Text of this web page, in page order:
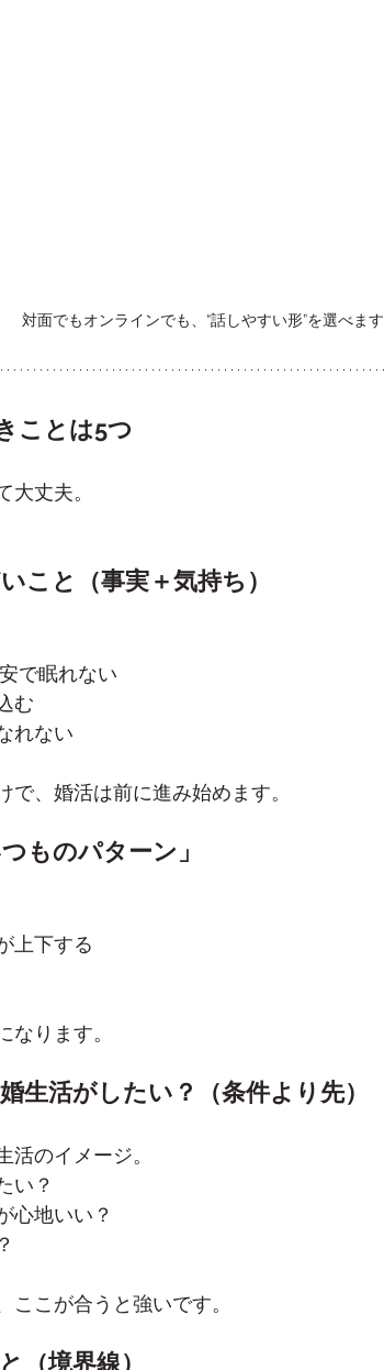
対面でもオンラインでも、“話しやすい形”を選べます
ことは5つ
大丈夫。
こと（事実＋気持ち）
で眠れない
む
れない
で、婚活は前に進み始めます。
ものパターン」
上下する
なります。
生活がしたい？（条件より先）
活のイメージ。
い？
心地いい？
こが合うと強いです。
（境界線）